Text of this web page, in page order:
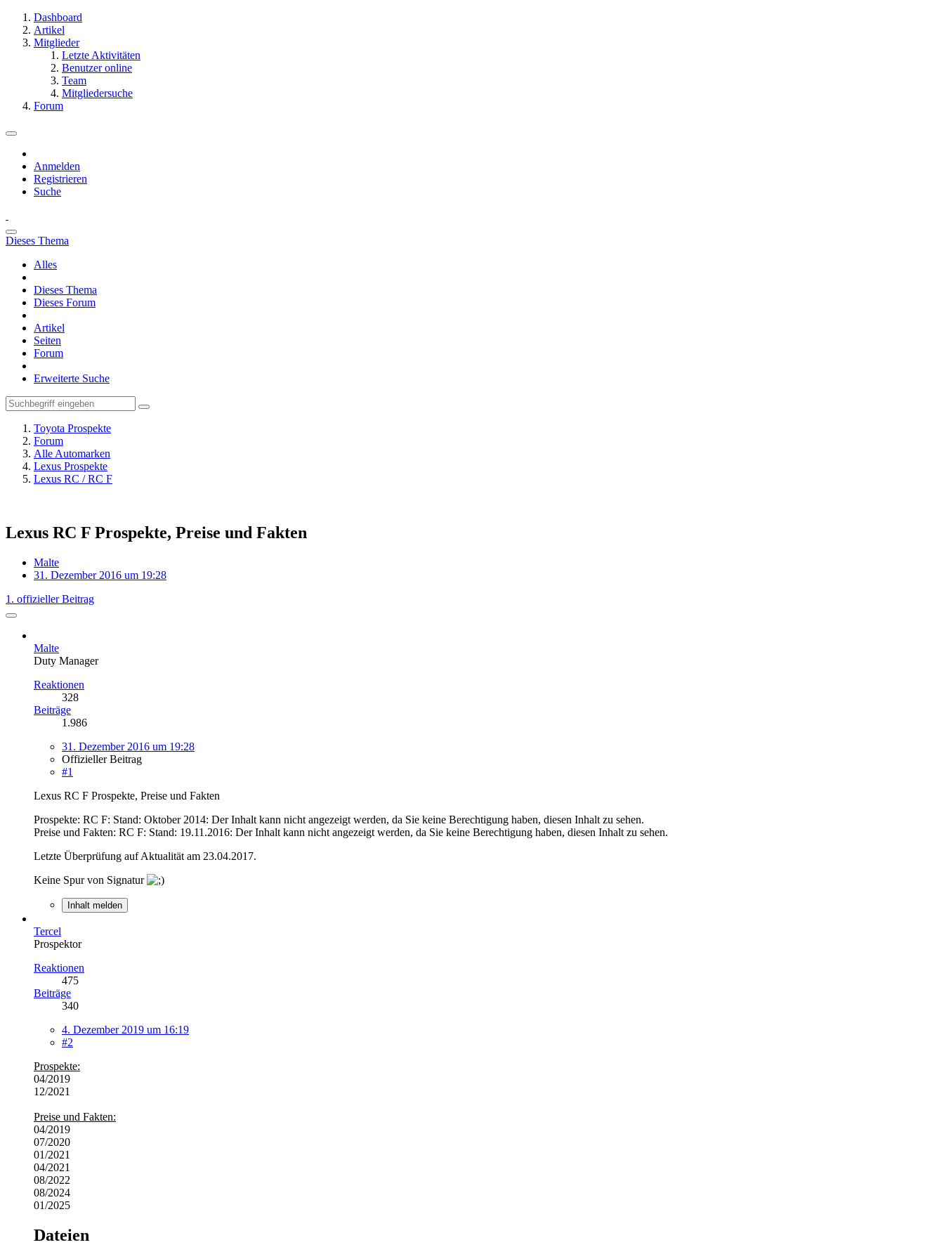
Dashboard
Artikel
Mitglieder
Letzte Aktivitäten
Benutzer online
Team
Mitgliedersuche
Forum
Anmelden
Registrieren
Suche
Dieses Thema
Alles
Dieses Thema
Dieses Forum
Artikel
Seiten
Forum
Erweiterte Suche
Toyota Prospekte
Forum
Alle Automarken
Lexus Prospekte
Lexus RC / RC F
Lexus RC F Prospekte, Preise und Fakten
Malte
31. Dezember 2016 um 19:28
1. offizieller Beitrag
Malte
Duty Manager
Reaktionen
328
Beiträge
1.986
31. Dezember 2016 um 19:28
Offizieller Beitrag
#1
Lexus RC F Prospekte, Preise und Fakten
Prospekte: RC F: Stand: Oktober 2014: Der Inhalt kann nicht angezeigt werden, da Sie keine Berechtigung haben, diesen Inhalt zu sehen.
Preise und Fakten: RC F: Stand: 19.11.2016: Der Inhalt kann nicht angezeigt werden, da Sie keine Berechtigung haben, diesen Inhalt zu sehen.
Letzte Überprüfung auf Aktualität am 23.04.2017.
Keine Spur von Signatur
Inhalt melden
Tercel
Prospektor
Reaktionen
475
Beiträge
340
4. Dezember 2019 um 16:19
#2
Prospekte:
04/2019
12/2021
Preise und Fakten:
04/2019
07/2020
01/2021
04/2021
08/2022
08/2024
01/2025
Dateien